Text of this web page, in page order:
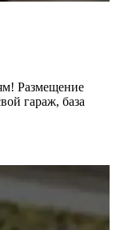
Размещение
гараж, база